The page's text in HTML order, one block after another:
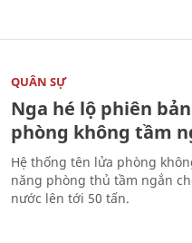
QUÂN SỰ
Nga hé lộ phiên
phòng không tầm
Hệ thống tên lửa phòng
năng phòng thủ tầm ngắn
nước lên tới 50 tấn.